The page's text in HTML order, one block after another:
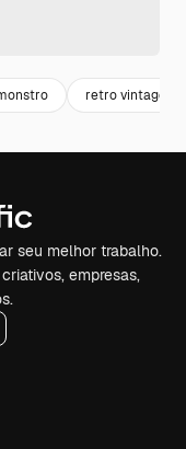
retro vintage
seu melhor trabalho.
empresas,